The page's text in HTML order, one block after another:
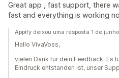
Great app , fast support, there
fast and everything is working
Appify deixou uma resposta 1 de
Hallo VivaVoss,
vielen Dank für dein Feedback. Es
Eindruck entstanden ist, unser